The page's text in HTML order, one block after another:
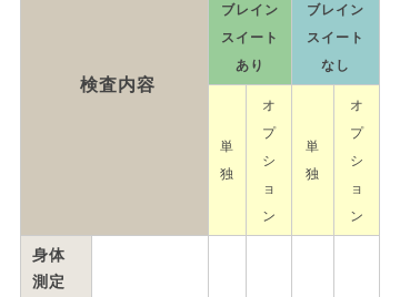
検査内容
ブレイン
スイート
あり
ブレイン
スイート
なし
単
独
オ
プ
シ
ョ
ン
単
独
オ
プ
シ
ョ
ン
身体
測定